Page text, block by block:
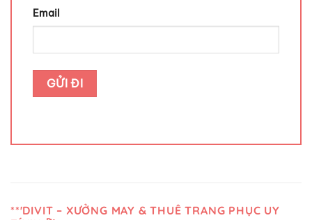
Email
**'DIVIT – XƯỞNG MAY & THUÊ TRANG PHỤC UY